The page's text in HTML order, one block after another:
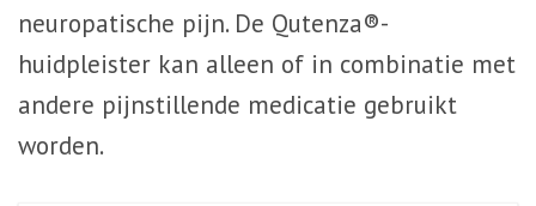
neuropatische pijn. De Qutenza®-
huidpleister kan alleen of in combinatie met
andere pijnstillende medicatie gebruikt
worden.